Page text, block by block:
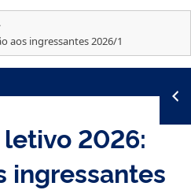
Canais
aos ingressantes 2026/1
2026:
ingressantes